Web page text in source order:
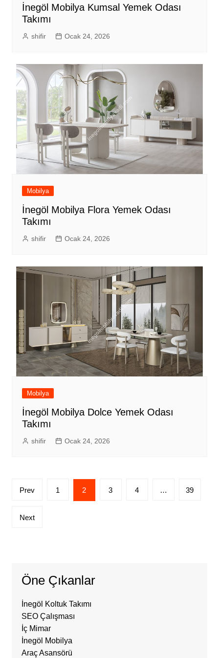
İnegöl Mobilya Kumsal Yemek Odası
Takımı
shifir Ocak 24, 2026
Mobilya
İnegöl Mobilya Flora Yemek Odası
Takımı
shifir Ocak 24, 2026
Mobilya
İnegöl Mobilya Dolce Yemek Odası
Takımı
shifir Ocak 24, 2026
Yazı
sayfalandırması
Prev 1 2 3 4 … 39
Next
Öne Çıkanlar
İnegöl Koltuk Takımı
SEO Çalışması
İç Mimar
İnegöl Mobilya
Araç Asansörü